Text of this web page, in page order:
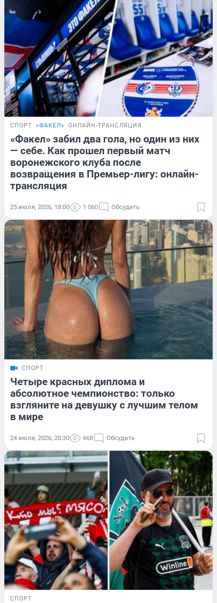
СПОРТ «ФАКЕЛ» ОНЛАЙН-ТРАНСЛЯЦИЯ
«Факел» забил два гола, но один из них
— себе. Как прошел первый матч
воронежского клуба после
возвращения в Премьер-лигу: онлайн-
трансляция
25 июля, 2026, 18:00 1 060 Обсудить
СПОРТ
Четыре красных диплома и
абсолютное чемпионство: только
взгляните на девушку с лучшим телом
в мире
24 июля, 2026, 20:30 668 Обсудить
СПОРТ